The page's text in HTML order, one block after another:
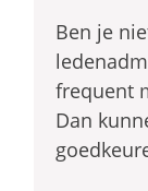
Ben je
frequent
Dan